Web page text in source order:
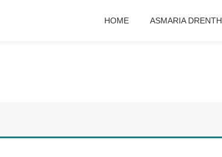
HOME ASMARIA DRENTH